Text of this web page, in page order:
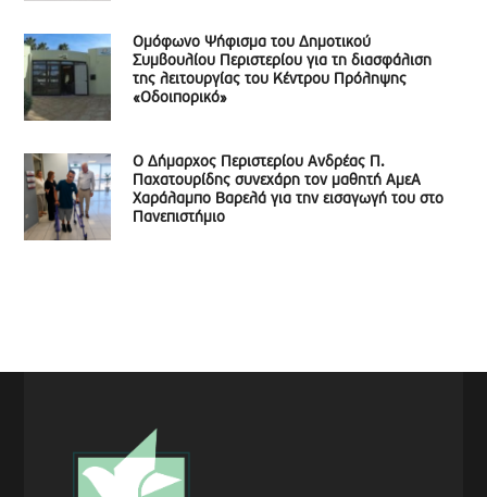
Ομόφωνο Ψήφισμα του Δημοτικού
Συμβουλίου Περιστερίου για τη διασφάλιση
της λειτουργίας του Κέντρου Πρόληψης
«Οδοιπορικό»
Ο Δήμαρχος Περιστερίου Ανδρέας Π.
Παχατουρίδης συνεχάρη τον μαθητή ΑμεΑ
Χαράλαμπο Βαρελά για την εισαγωγή του στο
Πανεπιστήμιο